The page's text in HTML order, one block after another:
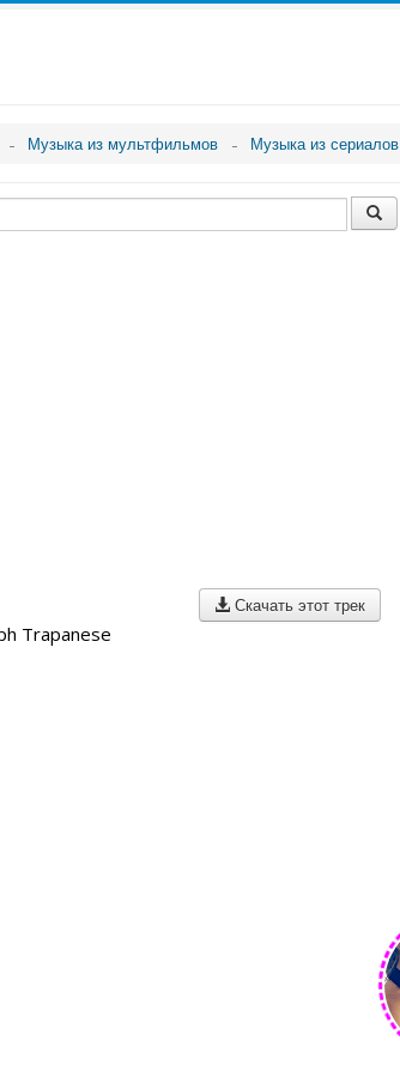
Музыка из мультфильмов Музыка из сериалов
Скачать этот трек
Trapanese